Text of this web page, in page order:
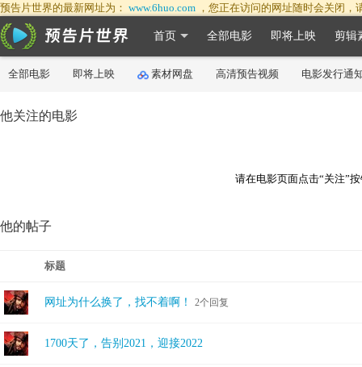
预告片世界的最新网址为： www.6huo.com ，您正在访问的网址随时会关闭
首页 全部电影 即将上映 剪辑
全部电影 即将上映 素材网盘 高清预告视频 电影发行通
他关注的电影
请在电影页面点击“关注”
他的帖子
标题
网址为什么换了，找不着啊！ 2个回复
1700天了，告别2021，迎接2022